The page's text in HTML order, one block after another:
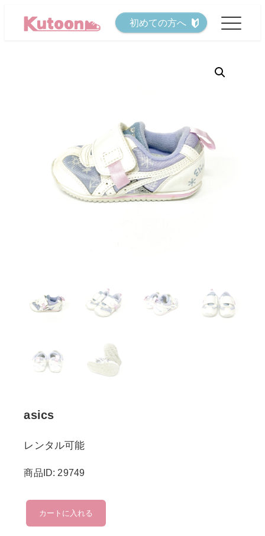
初めての方へ
asics
レンタル可能
商品ID: 29749
asics
個
カートに入れる